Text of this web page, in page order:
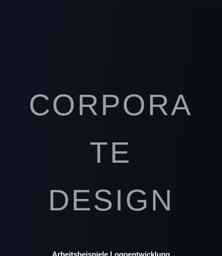
CORPORA
TE
DESIGN
Arbeitsbeispiele Logoentwicklung